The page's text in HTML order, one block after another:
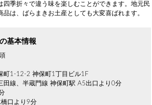
四季折々で違う味を楽しむことができます。地元民
は、ばらまきお土産としても大変喜ばれます。
基本情報
町1-12-2 神保町1丁目ビル1F
田線、半蔵門線 神保町駅 A5出口より0分
口より9分